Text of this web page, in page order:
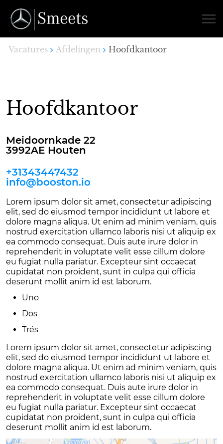
Vacatures Afdelingen Hoofdkantoor
Hoofdkantoor
Meidoornkade 22
3992AE Houten
+31343447432
info@booston.io
Lorem ipsum dolor sit amet, consectetur adipiscing
elit, sed do eiusmod tempor incididunt ut labore et
dolore magna aliqua. Ut enim ad minim veniam, quis
nostrud exercitation ullamco laboris nisi ut aliquip ex
ea commodo consequat. Duis aute irure dolor in
reprehenderit in voluptate velit esse cillum dolore
eu fugiat nulla pariatur. Excepteur sint occaecat
cupidatat non proident, sunt in culpa qui officia
deserunt mollit anim id est laborum.
Uno
Dos
Trés
Lorem ipsum dolor sit amet, consectetur adipiscing
elit, sed do eiusmod tempor incididunt ut labore et
dolore magna aliqua. Ut enim ad minim veniam, quis
nostrud exercitation ullamco laboris nisi ut aliquip ex
ea commodo consequat. Duis aute irure dolor in
reprehenderit in voluptate velit esse cillum dolore
eu fugiat nulla pariatur. Excepteur sint occaecat
cupidatat non proident, sunt in culpa qui officia
deserunt mollit anim id est laborum.